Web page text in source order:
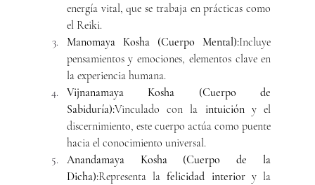
energía vital, que se trabaja en prácticas como
el Reiki.
Manomaya Kosha (Cuerpo Mental):Incluye
pensamientos y emociones, elementos clave en
la experiencia humana.
Vijnanamaya Kosha (Cuerpo de
Sabiduría):Vinculado con la intuición y el
discernimiento, este cuerpo actúa como puente
hacia el conocimiento universal.
Anandamaya Kosha (Cuerpo de la
Dicha):Representa la felicidad interior